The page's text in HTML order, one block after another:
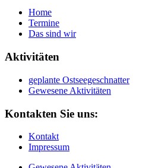
Home
Termine
Das sind wir
Aktivitäten
geplante Ostseegeschnatter
Gewesene Aktivitäten
Kontakten Sie uns:
Kontakt
Impressum